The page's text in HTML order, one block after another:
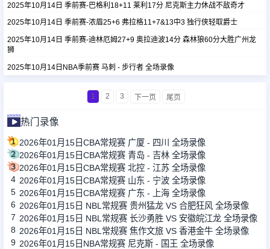
2025年10月14日 季前赛-巴格利18+11 莱利17分 尼克斯主力休战不敌奇才
2025年10月14日 季前赛-浓眉25+6 弗拉格11+7&13中3 独行侠轻取爵士
2025年10月14日 季前赛-迪林厄姆27+9 奥拉迪波14分 森林狼60分大胜广州龙
狮
2025年10月14日NBA季前赛 马刺 - 步行者 全场录像
1 2 3 下一页 尾页
热门录像
1 2026年01月15日CBA常规赛 广厦 - 四川 全场录像
2 2026年01月15日CBA常规赛 青岛 - 吉林 全场录像
3 2026年01月15日CBA常规赛 北控 - 江苏 全场录像
4 2026年01月15日CBA常规赛 山东 - 宁波 全场录像
5 2026年01月15日CBA常规赛 广东 - 上海 全场录像
6 2026年01月15日 NBL常规赛 贵州猛龙 VS 合肥狂风 全场录像
7 2026年01月15日 NBL常规赛 长沙勇胜 VS 安徽皖江龙 全场录像
8 2026年01月15日 NBL常规赛 焦作文旅 VS 香港金牛 全场录像
9 2026年01月15日NBA常规赛 尼克斯 - 国王 全场录像